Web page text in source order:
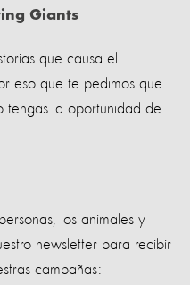
Giants
que causa el
eso que te pedimos que
tengas la oportunidad de
los animales y
newsletter para recibir
campañas: